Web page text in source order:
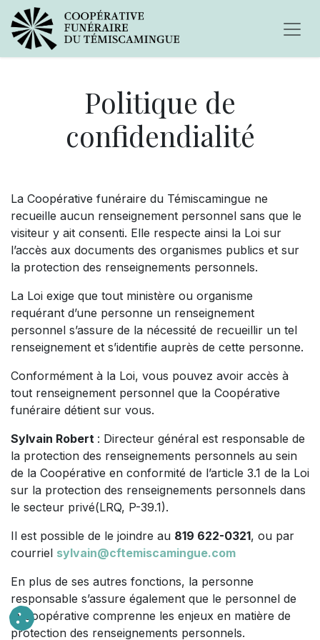
Politique de
confidendialité
La Coopérative funéraire du Témiscamingue ne
recueille aucun renseignement personnel sans que le
visiteur y ait consenti. Elle respecte ainsi la Loi sur
l’accès aux documents des organismes publics et sur
la protection des renseignements personnels.
La Loi exige que tout ministère ou organisme
requérant d’une personne un renseignement
personnel s’assure de la nécessité de recueillir un tel
renseignement et s’identifie auprès de cette personne.
Conformément à la Loi, vous pouvez avoir accès à
tout renseignement personnel que la Coopérative
funéraire détient sur vous.
Sylvain Robert : Directeur général est responsable de
la protection des renseignements personnels au sein
de la Coopérative en conformité de l’article 3.1 de la Loi
sur la protection des renseignements personnels dans
le secteur privé(LRQ, P-39.1).
Il est possible de le joindre au 819 622-0321, ou par
courriel sylvain@cftemiscamingue.com
En plus de ses autres fonctions, la personne
responsable s’assure également que le personnel de
la Coopérative comprenne les enjeux en matière de
protection des renseignements personnels.